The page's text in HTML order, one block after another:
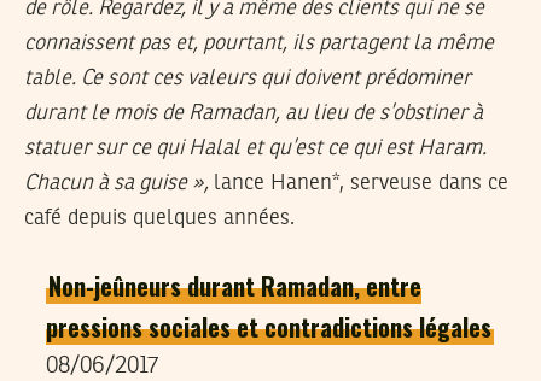
de rôle. Regardez, il y a même des clients qui ne se
connaissent pas et, pourtant, ils partagent la même
table. Ce sont ces valeurs qui doivent prédominer
durant le mois de Ramadan, au lieu de s’obstiner à
statuer sur ce qui Halal et qu’est ce qui est Haram.
Chacun à sa guise », lance Hanen*, serveuse dans ce
café depuis quelques années.
Non-jeûneurs durant Ramadan, entre
pressions sociales et contradictions légales
08/06/2017